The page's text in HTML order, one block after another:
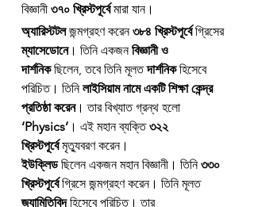
বিজ্ঞানী ৩৭০ খ্রিস্টপূর্বে মারা যান।
অ্যারিস্টটল জন্মগ্রহণ করেন ৩৮৪ খ্রিস্টপূর্বে গ্রিসের
ম্যাসেডোনে। তিনি একজন বিজ্ঞানী ও
দার্শনিক ছিলেন, তবে তিনি মূলত দার্শনিক হিসেবে
পরিচিত। তিনি লাইসিয়াম নামে একটি শিক্ষা কেন্দ্র
প্রতিষ্ঠা করেন। তার বিখ্যাত গ্রন্থ হলো
‘Physics’ । এই মহান ব্যক্তি ৩২২
খ্রিস্টপূর্বে মৃত্যুবরণ করেন।
ইউক্লিড ছিলেন একজন মহান বিজ্ঞানী। তিনি ৩৩০
খ্রিস্টপূর্বে গ্রিসে জন্মগ্রহণ করেন। তিনি মূলত
জ্যামিতিবিদ হিসেবে পরিচিত। তার